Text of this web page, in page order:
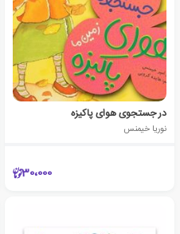
در جستجوی هوای پاکیزه
نوریا خیمنس
30،000